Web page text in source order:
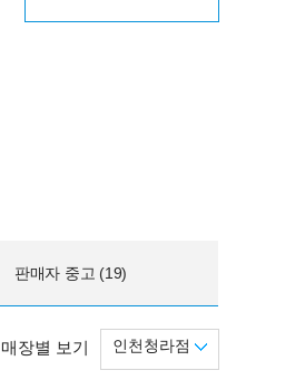
판매자 중고 (19)
매장별 보기 인천청라점